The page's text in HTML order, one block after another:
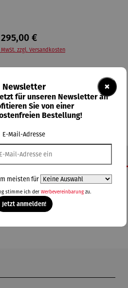
295,00 €
zzgl. Versandkosten
Warenkorb
×
Newsletter
für unseren Newsletter an
Sie von einer
Bestellung!
E-Mail-Adresse
meisten für
stimme ich der Werbevereinbarungzu.
Jetzt anmelden!